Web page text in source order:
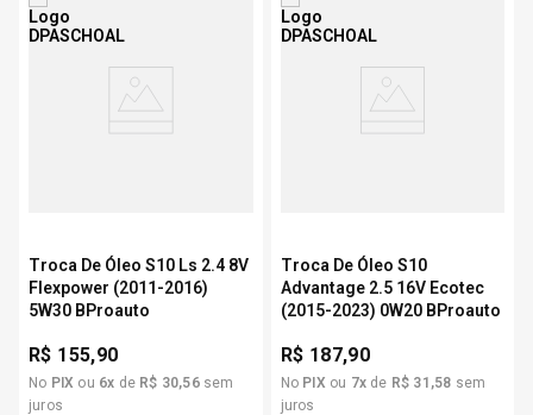
Troca De Óleo S10 Ls 2.4 8V
Flexpower (2011-2016)
5W30 BProauto
R$ 155,90
No PIX ou 6x de R$ 30,56sem
juros
Troca De Óleo S10
Advantage 2.5 16V Ecotec
(2015-2023) 0W20 BProauto
R$ 187,90
No PIX ou 7xde R$ 31 ,58 sem
juros